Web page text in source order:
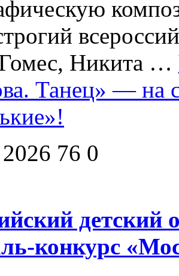
Никита …
Танец» — на
76 0
конкурс